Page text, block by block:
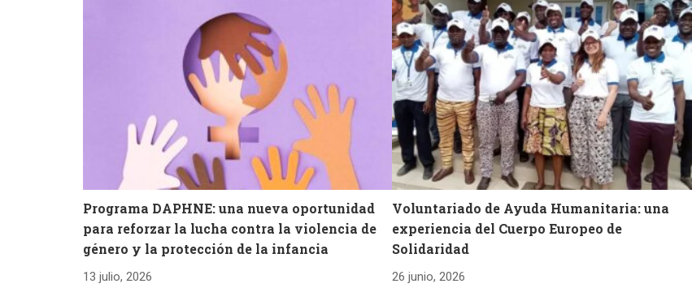
Programa DAPHNE: una nueva oportunidad
para reforzar la lucha contra la violencia de
género y la protección de la infancia
13 julio, 2026
Voluntariado de Ayuda Humanitaria: una
experiencia del Cuerpo Europeo de
Solidaridad
26 junio, 2026